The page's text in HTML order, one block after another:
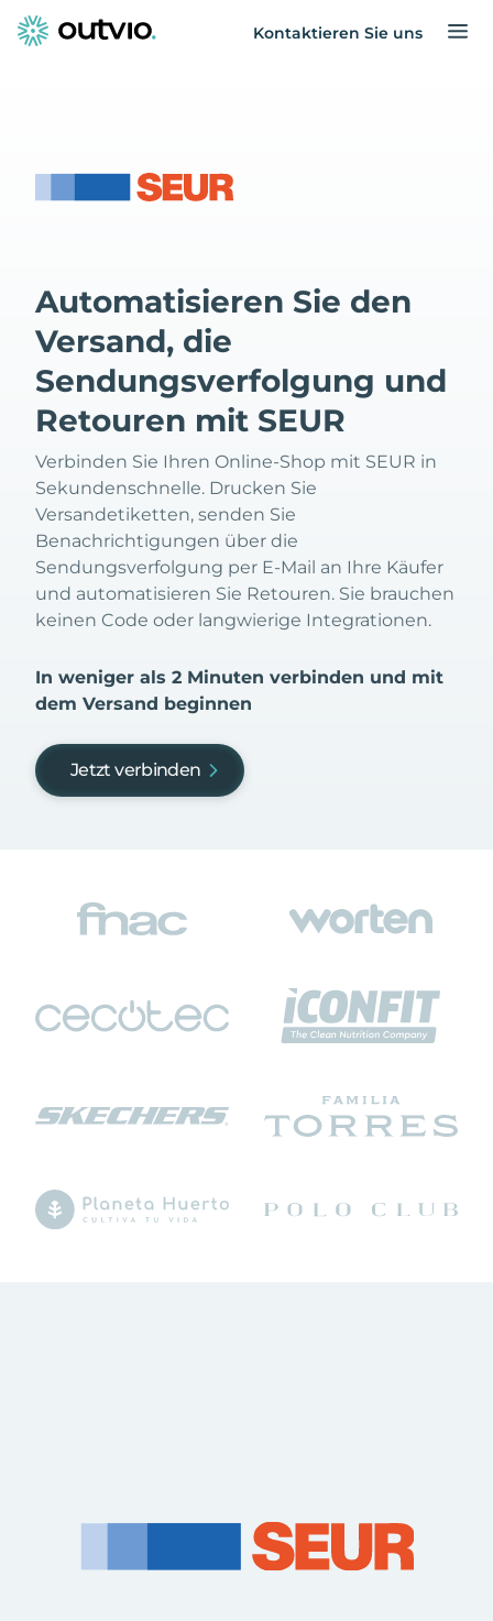
Kontaktieren Sie uns
Automatisieren Sie den
Versand, die
Sendungsverfolgung und
Retouren mit SEUR
Verbinden Sie Ihren Online-Shop mit SEUR in
Sekundenschnelle. Drucken Sie
Versandetiketten, senden Sie
Benachrichtigungen über die
Sendungsverfolgung per E-Mail an Ihre Käufer
und automatisieren Sie Retouren. Sie brauchen
keinen Code oder langwierige Integrationen.
In weniger als 2 Minuten verbinden und mit
dem Versand beginnen
Jetzt verbinden